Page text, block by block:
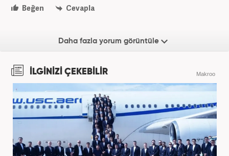
Beğen
Cevapla
Daha fazla yorum görüntüle
İLGİNİZİ ÇEKEBİLİR Makroo